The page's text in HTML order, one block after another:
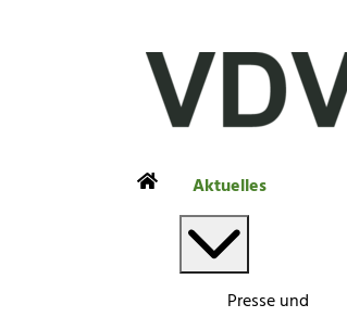
Aktuelles
Presse und